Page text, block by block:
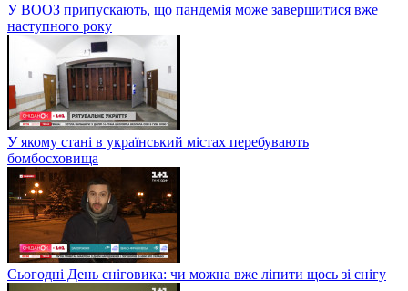
У ВООЗ припускають, що пандемія може завершитися вже
наступного року
У якому стані в український містах перебувають
бомбосховища
Сьогодні День сніговика: чи можна вже ліпити щось зі снігу